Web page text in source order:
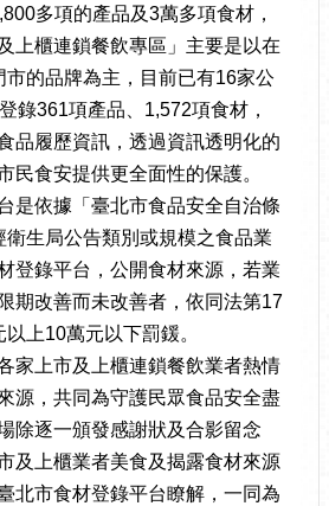
多項的產品及3萬多項食材，
上櫃連鎖餐飲專區」主要是以在
市的品牌為主，目前已有16家公
錄361項產品、1,572項食材，
品履歷資訊，透過資訊透明化的
民食安提供更全面性的保護。
是依據「臺北市食品安全自治條
生局公告類別或規模之食品業
登錄平台，公開食材來源，若業
期改善而未改善者，依同法第17
上10萬元以下罰鍰。
家上市及上櫃連鎖餐飲業者熱情
源，共同為守護民眾食品安全盡
除逐一頒發感謝狀及合影留念
及上櫃業者美食及揭露食材來源
北市食材登錄平台瞭解，一同為